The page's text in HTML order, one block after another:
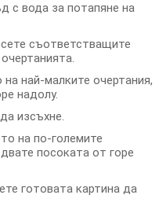
с вода за потапяне на
съответстващите
най-малките очертания,
надолу.
изсъхне.
на по-големите
посоката от горе
готовата картина да